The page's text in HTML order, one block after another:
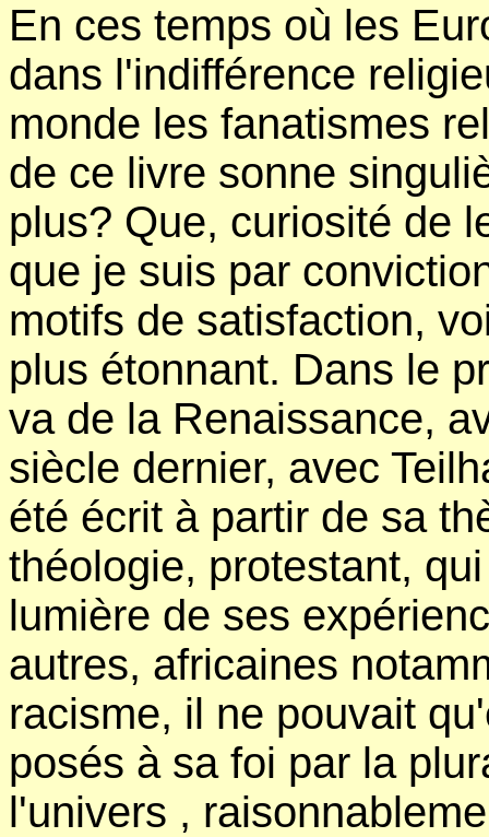
En ces temps où les
dans l'indifférence
monde les fanatismes
de ce livre sonne
plus? Que, curiosité de
que je suis par
motifs de satisfaction,
plus étonnant. Dans le
va de la Renaissance,
siècle dernier, avec
été écrit à partir de sa
théologie, protestant,
lumière de ses
autres, africaines
racisme, il ne pouvait
posés à sa foi par la
l'univers ,